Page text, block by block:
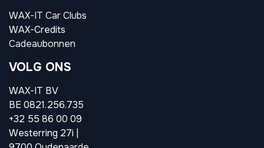
WAX-IT Car Clubs
WAX-Credits
Cadeaubonnen
VOLG ONS
WAX-IT BV
BE 0821.256.735
+32 55 86 00 09
Westerring 27i |